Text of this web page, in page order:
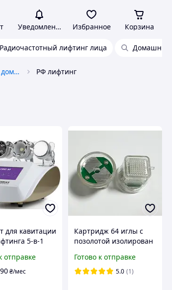
Уведомления Избранное Корзина
Радиочастотный лифтинг лица Домашний
Косметические аппараты для домашнего использования РФ лифтинг
для кавитации
5-в-1
отправке
₴/мес
Картридж 64 иглы с
позолотой изолирован
микрогольчатого РФ
лифтинга Зеленый
Готово к отправке
5.0 (1)